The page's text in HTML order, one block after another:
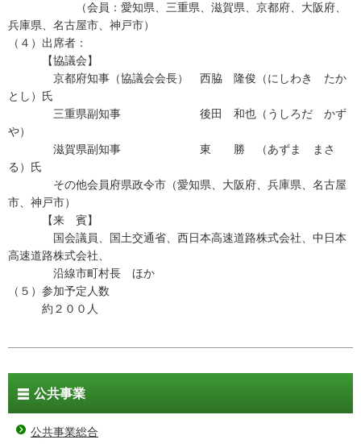
（会員：愛知県、三重県、滋賀県、京都府、大阪府、
兵庫県、名古屋市、神戸市）
（４）出席者：
【協議会】
京都府知事（協議会会長） 西脇 隆俊（にしわき たか
とし）氏
三重県副知事 後田 和也（うしろだ かず
や）
滋賀県副知事 東 勝 （あずま まさ
る）氏
その他会員府県政令市（愛知県、大阪府、兵庫県、名古屋
市、神戸市）
【来 賓】
国会議員、国土交通省、西日本高速道路株式会社、中日本
高速道路株式会社、
沿線市町村長 ほか
（５）参加予定人数
約２００人
公共事業
公共事業総合